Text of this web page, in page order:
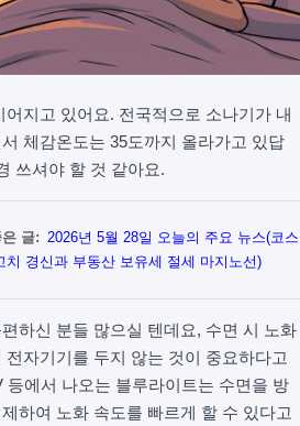
지고 있어요. 전국적으로 소나기가 내
체감온도는 35도까지 올라가고 있답
쓰셔야 할 것 같아요.
글: 2026년 5월 28일 오늘의 주요 뉴스(코스
치 경신과 부동산 보유세 절세 마지노선)
하신 분들 많으실 텐데요, 수면 시 노화
자기기를 두지 않는 것이 중요하다고
등에서 나오는 블루라이트는 수면을 방
하여 노화 속도를 빠르게 할 수 있다고